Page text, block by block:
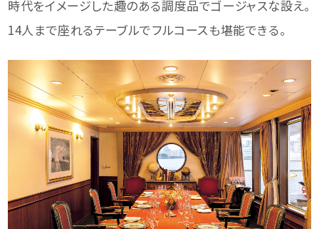
時代をイメージした趣のある調度品でゴージャスな設え。
14人まで座れるテーブルでフルコースも堪能できる。